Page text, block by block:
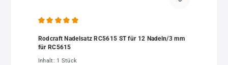
Rodcraft Nadelsatz RC5615 ST für 12 Nadeln/3 mm
für RC5615
Inhalt: 1 Stück